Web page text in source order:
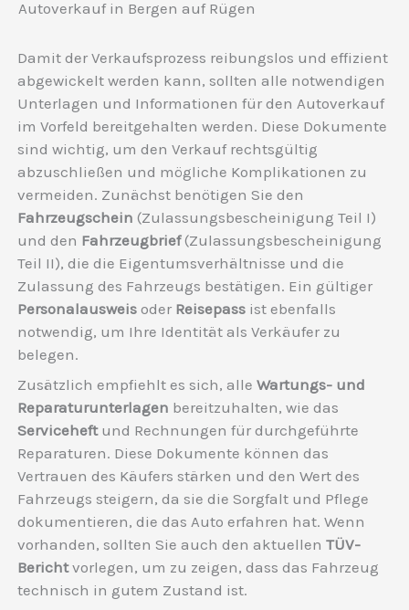
Autoverkauf in Bergen auf Rügen
Damit der Verkaufsprozess reibungslos und effizient
abgewickelt werden kann, sollten alle notwendigen
Unterlagen und Informationen für den Autoverkauf
im Vorfeld bereitgehalten werden. Diese Dokumente
sind wichtig, um den Verkauf rechtsgültig
abzuschließen und mögliche Komplikationen zu
vermeiden. Zunächst benötigen Sie den
Fahrzeugschein (Zulassungsbescheinigung Teil I)
und den Fahrzeugbrief(Zulassungsbescheinigung
Teil II), die die Eigentumsverhältnisse und die
Zulassung des Fahrzeugs bestätigen. Ein gültiger
Personalausweis oder Reisepass ist ebenfalls
notwendig, um Ihre Identität als Verkäufer zu
belegen.
Zusätzlich empfiehlt es sich, alle Wartungs- und
Reparaturunterlagen bereitzuhalten, wie das
Serviceheftund Rechnungen für durchgeführte
Reparaturen. Diese Dokumente können das
Vertrauen des Käufers stärken und den Wert des
Fahrzeugs steigern, da sie die Sorgfalt und Pflege
dokumentieren, die das Auto erfahren hat. Wenn
vorhanden, sollten Sie auch den aktuellen TÜV-
Berichtvorlegen, um zu zeigen, dass das Fahrzeug
technisch in gutem Zustand ist.